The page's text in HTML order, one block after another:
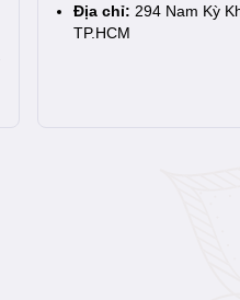
Địa chỉ: 294 Nam Kỳ
TP.HCM